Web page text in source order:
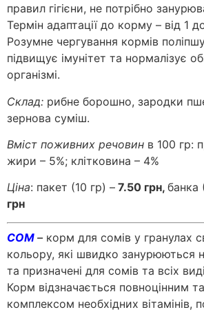
правил гігієни, не потрібно
Термін адаптації до корму – від 1
Розумне чергування кормів
підвищує імунітет та нормалізує
організмі.
Склад: рибне борошно, зародки
зернова суміш.
Вміст поживних речовин в 100 гр:
жири – 5%; клітковина – 4%
Ціна: пакет (10 гр) – 7.50 грн, банка
грн
СОМ – корм для сомів у гранулах
кольору, які швидко занурюються
та призначені для сомів та всіх
Корм відзначається повноцінним
комплексом необхідних вітамінів,